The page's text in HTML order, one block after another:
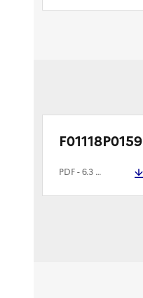
F01118P0159
PDF- 6.3 Mio